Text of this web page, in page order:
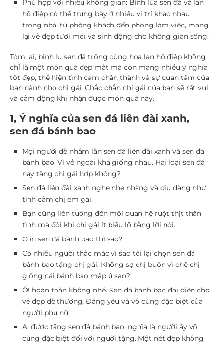
Phù hợp với nhiều không gian: Bình lũa sen đá và lan
hồ điệp có thể trưng bày ở nhiều vị trí khác nhau
trong nhà, từ phòng khách đến phòng làm việc, mang
lại vẻ đẹp tươi mới và sinh động cho không gian sống.
Tóm lại, bình lu sen đá trồng cùng hoa lan hồ điệp không
chỉ là một món quà đẹp mắt mà còn mang nhiều ý nghĩa
tốt đẹp, thể hiện tình cảm chân thành và sự quan tâm của
bạn dành cho chị gái. Chắc chắn chị gái của bạn sẽ rất vui
và cảm động khi nhận được món quà này.
1, Ý nghĩa của sen đá liên đài xanh,
sen đá bánh bao
Mọi người dễ nhầm lẫn sen đá liên đài xanh và sen đá
bánh bao. Vì vẻ ngoài khá giống nhau. Hai loại sen đá
này tặng chị gái hợp không?
Sen đá liên đài xanh nghe nhẹ nhàng và dịu dàng như
tình cảm chị em gái.
Bạn cũng liên tưởng đến mối quan hệ ruột thịt thân
tình mà đôi khi chị gái ít biểu lộ bằng lời nói.
Còn sen đá bánh bao thì sao?
Có nhiều người thắc mắc vì sao tôi lại chọn sen đá
bánh bao tặng chị gái. Không sợ chị buồn vì chê chị
giống cái bánh bao mập ú sao?
Ồ! hoàn toàn không nhé. Sen đá bánh bao đại diện cho
vẻ đẹp dễ thương. Đáng yêu và vô cùng đặc biệt của
người phụ nữ.
Ai được tặng sen đá bánh bao, nghĩa là người ấy vô
cùng đặc biệt đối với người tặng. Một nét đẹp không